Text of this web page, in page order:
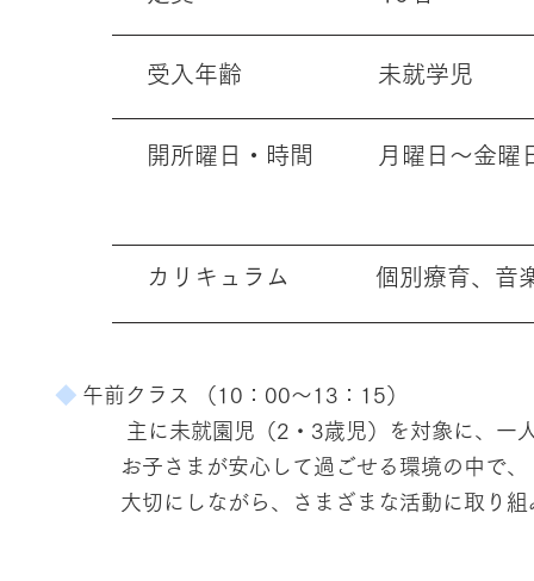
​受入年齢 未就学児
開所曜日・時間 月曜日～金曜
カリキュラム 個別療育、音楽
◆ 午前クラス （10：00～13：15）
主に未就園児（2・3歳児）を対象に、一人
お子さまが安心して過ごせる環境の中で、
大切にしながら、さまざまな活動に取り組